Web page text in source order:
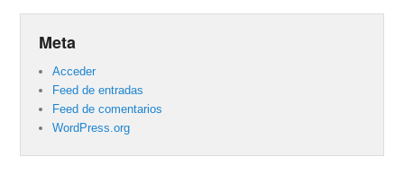
Meta
Acceder
Feed de entradas
Feed de comentarios
WordPress.org